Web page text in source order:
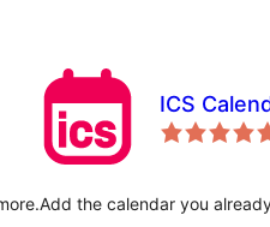
ICS
Add the calendar you